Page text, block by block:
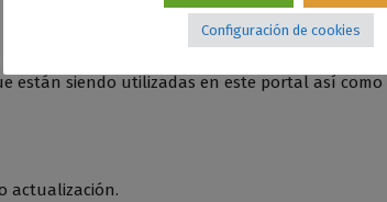
están siendo utilizadas en este portal así
actualización.
Configuración de cookies